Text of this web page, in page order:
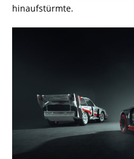
hinaufstürmte.